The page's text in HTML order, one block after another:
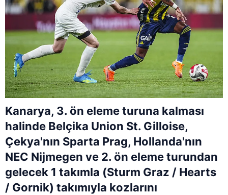
Kanarya, 3. ön eleme turuna kalması
halinde Belçika Union St. Gilloise,
Çekya'nın Sparta Prag, Hollanda'nın
NEC Nijmegen ve 2. ön eleme turundan
gelecek 1 takımla (Sturm Graz / Hearts
/ Gornik) takımıyla kozlarını